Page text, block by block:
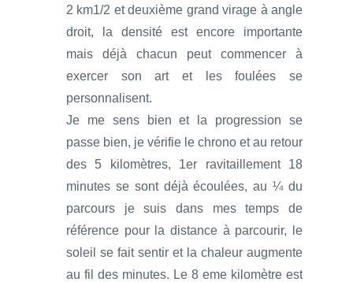
2 km1/2 et deuxième grand virage à angle
droit, la densité est encore importante
mais déjà chacun peut commencer à
exercer son art et les foulées se
personnalisent.
Je me sens bien et la progression se
passe bien, je vérifie le chrono et au retour
des 5 kilomètres, 1er ravitaillement 18
minutes se sont déjà écoulées, au ¼ du
parcours je suis dans mes temps de
référence pour la distance à parcourir, le
soleil se fait sentir et la chaleur augmente
au fil des minutes. Le 8 eme kilomètre est